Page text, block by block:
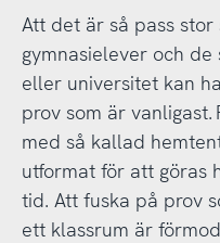
Att det är så pass
gymnasielever och
eller universitet kan
prov som är
med så kallad
utformat för att göras
tid. Att fuska på prov
ett klassrum är